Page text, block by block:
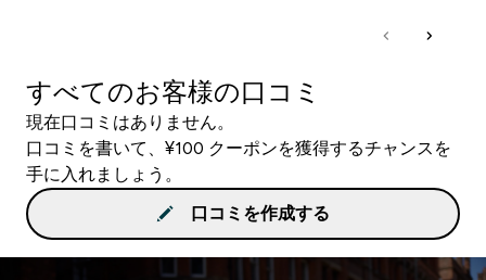
すべてのお客様の口コミ
現在口コミはありません。
口コミを書いて、¥100 クーポンを獲得するチャンスを
手に入れましょう。
口コミを作成する